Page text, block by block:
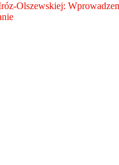
Olszewskiej: